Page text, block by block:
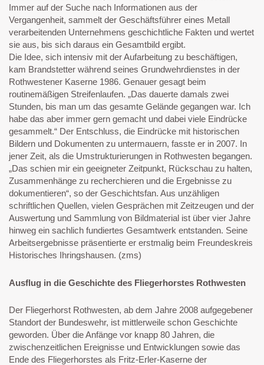
Immer auf der Suche nach Informationen aus der
Vergangenheit, sammelt der Geschäftsführer eines Metall
verarbeitenden Unternehmens geschichtliche Fakten und wertet
sie aus, bis sich daraus ein Gesamtbild ergibt.
Die Idee, sich intensiv mit der Aufarbeitung zu beschäftigen,
kam Brandstetter während seines Grundwehrdienstes in der
Rothwestener Kaserne 1986. Genauer gesagt beim
routinemäßigen Streifenlaufen. „Das dauerte damals zwei
Stunden, bis man um das gesamte Gelände gegangen war. Ich
habe das aber immer gern gemacht und dabei viele Eindrücke
gesammelt.“ Der Entschluss, die Eindrücke mit historischen
Bildern und Dokumenten zu untermauern, fasste er in 2007. In
jener Zeit, als die Umstrukturierungen in Rothwesten begangen.
„Das schien mir ein geeigneter Zeitpunkt, Rückschau zu halten,
Zusammenhänge zu recherchieren und die Ergebnisse zu
dokumentieren“, so der Geschichtsfan. Aus unzähligen
schriftlichen Quellen, vielen Gesprächen mit Zeitzeugen und der
Auswertung und Sammlung von Bildmaterial ist über vier Jahre
hinweg ein sachlich fundiertes Gesamtwerk entstanden. Seine
Arbeitsergebnisse präsentierte er erstmalig beim Freundeskreis
Historisches Ihringshausen. (zms)
Ausflug in die Geschichte des Fliegerhorstes Rothwesten
Der Fliegerhorst Rothwesten, ab dem Jahre 2008 aufgegebener
Standort der Bundeswehr, ist mittlerweile schon Geschichte
geworden. Über die Anfänge vor knapp 80 Jahren, die
zwischenzeitlichen Ereignisse und Entwicklungen sowie das
Ende des Fliegerhorstes als Fritz-Erler-Kaserne der